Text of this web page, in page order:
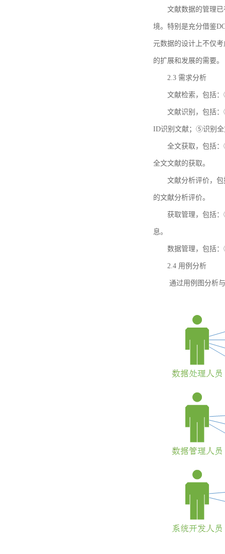
文献数据的管理
境。特别是充分借鉴
元数据的设计上不仅
的扩展和发展的需要。
2.3 需求分析
文献检索，包括
文献识别，包括
ID识别文献；⑤识别全
全文获取，包括
全文文献的获取。
文献分析评价，
的文献分析评价。
获取管理，包括
息。
数据管理，包括
2.4 用例分析
通过用例图分析